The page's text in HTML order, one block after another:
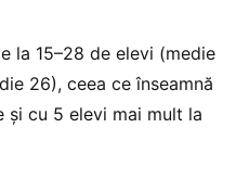
la 15–28 de elevi (medie
26), ceea ce înseamnă
și cu 5 elevi mai mult la